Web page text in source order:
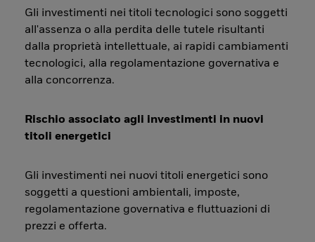
Gli investimenti nei titoli tecnologici sono soggetti
all'assenza o alla perdita delle tutele risultanti
dalla proprietà intellettuale, ai rapidi cambiamenti
tecnologici, alla regolamentazione governativa e
alla concorrenza.
Rischio associato agli investimenti in nuovi
titoli energetici
Gli investimenti nei nuovi titoli energetici sono
soggetti a questioni ambientali, imposte,
regolamentazione governativa e fluttuazioni di
prezzi e offerta.